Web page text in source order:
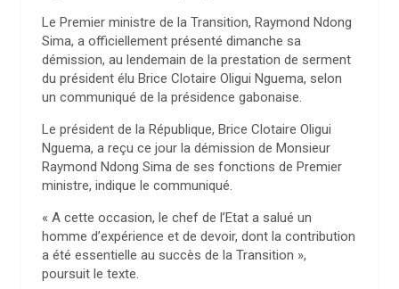
Le Premier ministre de la Transition, Raymond Ndong
Sima, a officiellement présenté dimanche sa
démission, au lendemain de la prestation de serment
du président élu Brice Clotaire Oligui Nguema, selon
un communiqué de la présidence gabonaise.
Le président de la République, Brice Clotaire Oligui
Nguema, a reçu ce jour la démission de Monsieur
Raymond Ndong Sima de ses fonctions de Premier
ministre, indique le communiqué.
« A cette occasion, le chef de l’Etat a salué un
homme d’expérience et de devoir, dont la contribution
a été essentielle au succès de la Transition »,
poursuit le texte.